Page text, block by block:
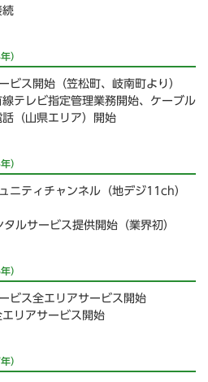
続
）
ビス開始（笠松町、岐南町より）
線テレビ指定管理業務開始、ケーブル
話（山県エリア）開始
）
ニティチャンネル（地デジ11ch）
ルサービス提供開始（業界初）
）
ビス全エリアサービス開始
リアサービス開始
）